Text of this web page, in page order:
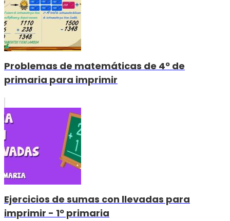
Problemas de matemáticas de 4º de
primaria para imprimir
Ejercicios de sumas con llevadas para
imprimir - 1º primaria